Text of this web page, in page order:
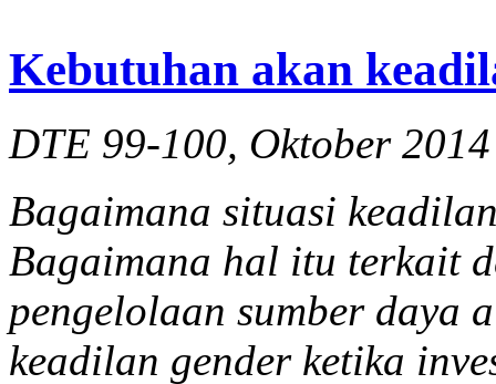
Kebutuhan akan
DTE 99-100, Oktober 2014
Bagaimana situasi
Bagaimana hal itu terkait
pengelolaan sumber daya
keadilan gender ketika